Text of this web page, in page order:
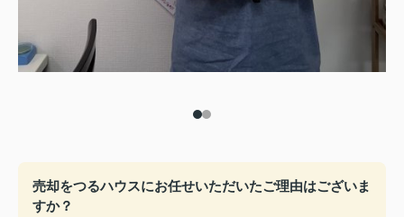
売却をつるハウスにお任せいただいたご理由はございま
すか？